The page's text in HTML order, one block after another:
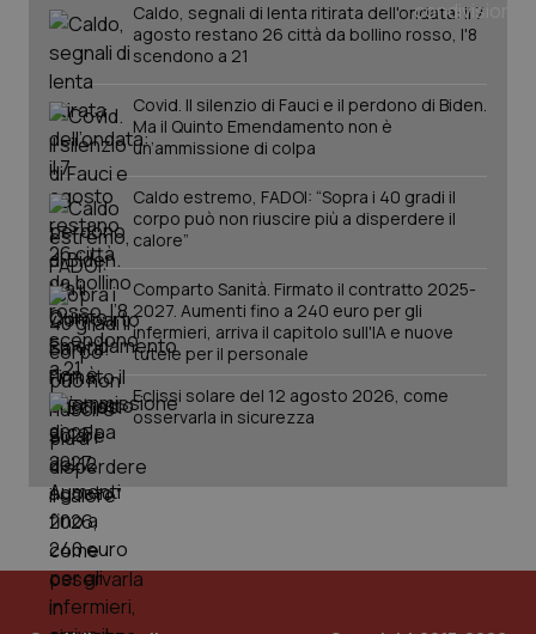
Caldo, segnali di lenta ritirata dell'ondata: il 7
agosto restano 26 città da bollino rosso, l'8
scendono a 21
Covid. Il silenzio di Fauci e il perdono di Biden.
Ma il Quinto Emendamento non è
un’ammissione di colpa
Caldo estremo, FADOI: “Sopra i 40 gradi il
corpo può non riuscire più a disperdere il
calore”
Comparto Sanità. Firmato il contratto 2025-
2027. Aumenti fino a 240 euro per gli
infermieri, arriva il capitolo sull'IA e nuove
tutele per il personale
Eclissi solare del 12 agosto 2026, come
osservarla in sicurezza
tracking-sites-ironfish-
tracking-enable
www.quotidianosanita.it
tracking-sites-ironfish-
session-id
_ga
Google LLC
.quotidianosanita.it